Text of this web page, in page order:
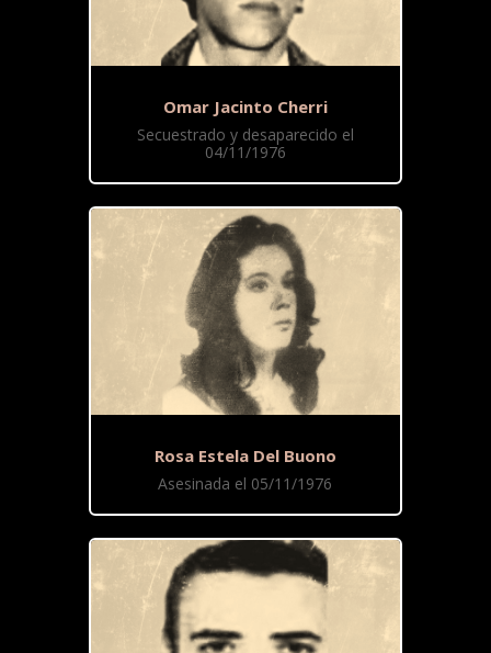
Omar Jacinto Cherri
Secuestrado y desaparecido el
04/11/1976
Rosa Estela Del Buono
Asesinada el 05/11/1976